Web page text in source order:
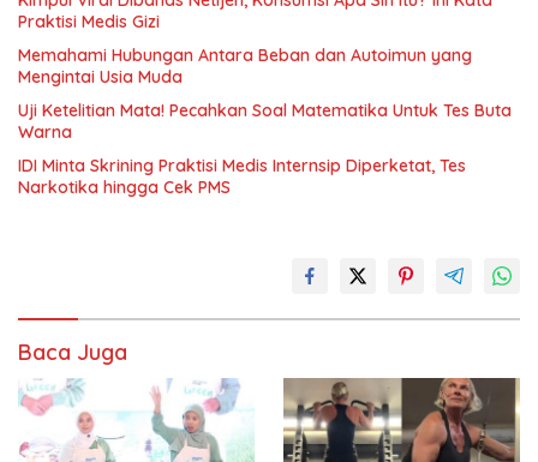
Praktisi Medis Gizi
Memahami Hubungan Antara Beban dan Autoimun yang
Mengintai Usia Muda
Uji Ketelitian Mata! Pecahkan Soal Matematika Untuk Tes Buta
Warna
IDI Minta Skrining Praktisi Medis Internsip Diperketat, Tes
Narkotika hingga Cek PMS
Baca Juga